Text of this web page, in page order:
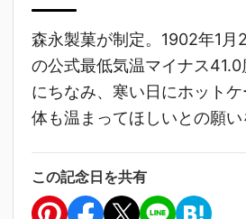
森永製菓が制定。1902年1月
の公式最低気温マイナス41.0
にちなみ、寒い日にホット
体も温まってほしいとの願い
この記念日を共有